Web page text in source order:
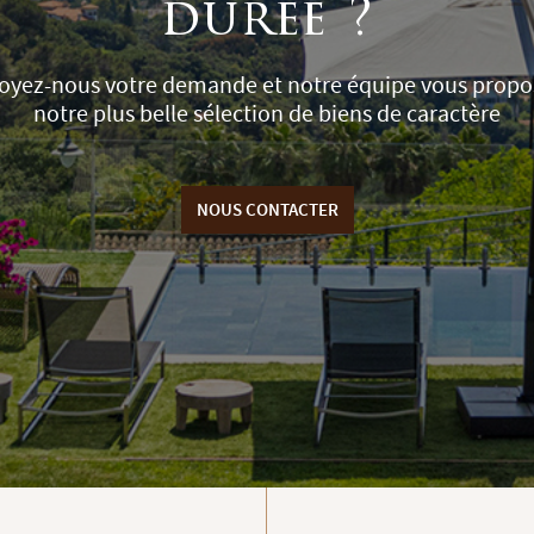
durée ?
nous votre demande et notre équipe vous
notre plus belle sélection de biens de caractère
NOUS CONTACTER